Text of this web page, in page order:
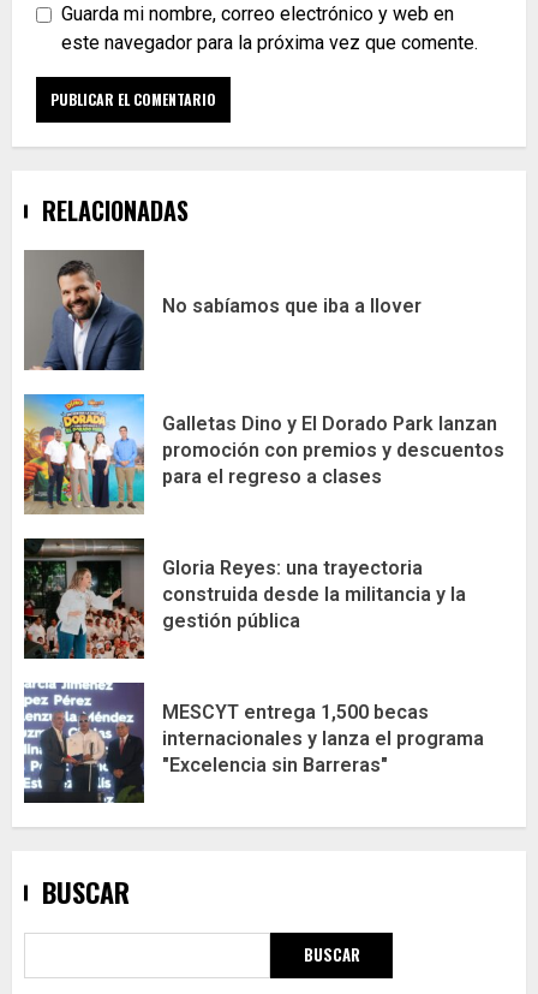
Guarda mi nombre, correo electrónico y web en
este navegador para la próxima vez que comente.
RELACIONADAS
No sabíamos que iba a llover
Galletas Dino y El Dorado Park lanzan
promoción con premios y descuentos
para el regreso a clases
Gloria Reyes: una trayectoria
construida desde la militancia y la
gestión pública
MESCYT entrega 1,500 becas
internacionales y lanza el programa
"Excelencia sin Barreras"
BUSCAR
BUSCAR